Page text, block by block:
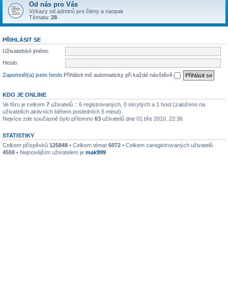
Od nás pro Vás
Vzkazy od adminů pro členy a naopak
Témata: 28
PŘIHLÁSIT SE
Uživatelské jméno:
Heslo:
Zapomněl(a) jsem heslo Přihlásit mě automaticky při každé návštěvě
KDO JE ONLINE
Ve fóru je celkem 7 uživatelů :: 6 registrovaných, 0 skrytých a 1 host (založeno na
uživatelích aktivních během posledních 5 minut)
Nejvíce zde současně bylo přítomno 63 uživatelů dne 01 bře 2010, 22:36
STATISTIKY
Celkem příspěvků 125848 • Celkem témat 6072 • Celkem zaregistrovaných uživatelů
4559 • Nejnovějším uživatelem je mak999